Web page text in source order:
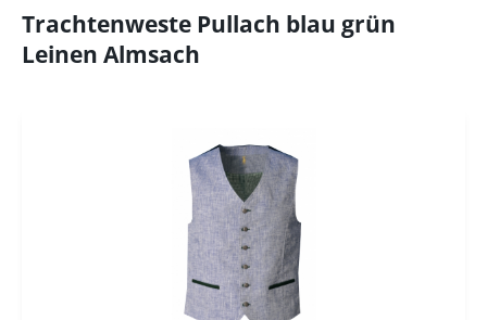
Trachtenweste Pullach blau grün
Leinen Almsach